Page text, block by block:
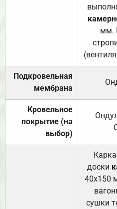
мм.
Подкровельная
мембрана
Кровельное
покрытие (на
выбор)
доски
40х150
сушки